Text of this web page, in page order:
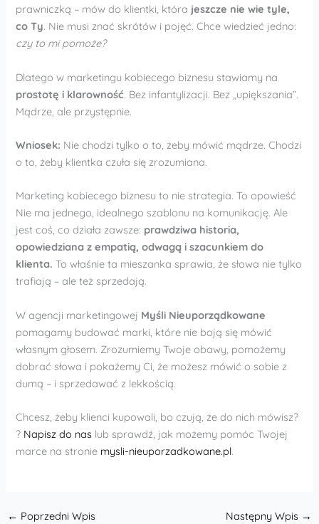
prawniczką – mów do klientki, która jeszcze nie wie tyle,
co Ty. Nie musi znać skrótów i pojęć. Chce wiedzieć jedno:
czy to mi pomoże?
Dlatego w marketingu kobiecego biznesu stawiamy na
prostotę i klarowność. Bez infantylizacji. Bez „upiększania”.
Mądrze, ale przystępnie.
Wniosek: Nie chodzi tylko o to, żeby mówić mądrze. Chodzi
o to, żeby klientka czuła się zrozumiana.
Marketing kobiecego biznesu to nie strategia. To opowieść
Nie ma jednego, idealnego szablonu na komunikację. Ale
jest coś, co działa zawsze: prawdziwa historia,
opowiedziana z empatią, odwagą i szacunkiem do
klienta. To właśnie ta mieszanka sprawia, że słowa nie tylko
trafiają – ale też sprzedają.
W agencji marketingowej Myśli Nieuporządkowane
pomagamy budować marki, które nie boją się mówić
własnym głosem. Zrozumiemy Twoje obawy, pomożemy
dobrać słowa i pokażemy Ci, że możesz mówić o sobie z
dumą – i sprzedawać z lekkością.
Chcesz, żeby klienci kupowali, bo czują, że do nich mówisz?
? Napisz do nas lub sprawdź, jak możemy pomóc Twojej
marce na stronie mysli-nieuporzadkowane.pl.
← Poprzedni Wpis Następny Wpis →